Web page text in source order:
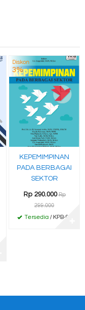
Diskon
3%
KEPEMIMPINAN
PADA BERBAGAI
SEKTOR
Rp 290.000 Rp
299.000
Tersedia / KPB-98